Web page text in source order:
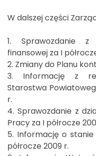
W dalszej części
1. Sprawozdanie
finansowej za I
2. Zmiany do Planu
3. Informację z
Starostwa
r.
4. Sprawozdanie z
Pracy za I półrocze
5. Informację o
półrocze 2009 r.